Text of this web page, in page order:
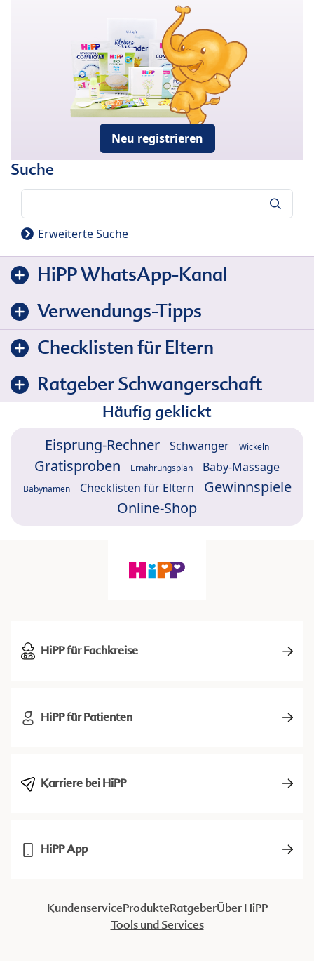
Neu registrieren
Suche
Erweiterte Suche
HiPP WhatsApp-Kanal
Verwendungs-Tipps
Checklisten für Eltern
Ratgeber Schwangerschaft
Häufig geklickt
Eisprung-Rechner Schwanger Wickeln
Gratisproben Ernährungsplan Baby-Massage
Babynamen Checklisten für Eltern
Gewinnspiele
Online-Shop
HiPP für Fachkreise
HiPP für Patienten
Karriere bei HiPP
HiPP App
KundenserviceProdukteRatgeberÜber HiPP
Tools und Services